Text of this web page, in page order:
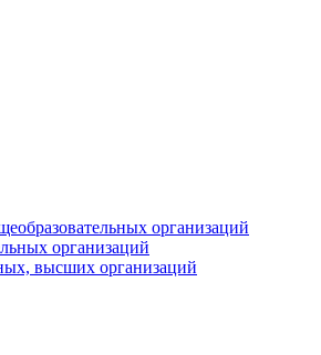
организаций
организаций
высших организаций
Имя